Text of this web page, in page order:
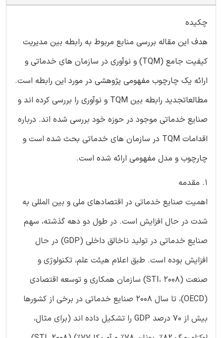
چکیده
هدف این مقاله بررسی منابع مربوط به رابطه بین مدیریت
کیفیت جامع (TQM) و نوآوری در سازمان های خدماتی و
ارائه یک چارچوب مفهومی پژوهشی در مورد این رابطه است.
مطالعاتجدید رابطه بین TQM و نوآوری را بررسی کرده اند و
صنایع خدماتی موجود در حوزه خود بررسی شده اند. درباره
اقدامات TQM در سازمان های خدماتی بحث شده است و
چارچوب و مدل مفهومی ارائه شده است.
1. مقدمه
اهمیت صنایع خدماتی در اقتصادهای ملی و بین المللی به
شدت در حال افزایش است. در طول دو دهه گذشته، سهم
صنایع خدماتی در تولید ناخالق داخلی (GDP) در حال
افزایش بوده است. طبق اعلام هیئت علم، تکنولوژی و
صنعت (STI، 2008) سازمان همکاری و توسعه اقتصادی
(OECD)، تا سال 2008 صنایع خدماتی در برخی از کشورها
بیش از 70 درصد GDP را تشکیل داده اند (برای مثال،